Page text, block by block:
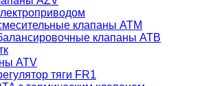
клапаны ATM
клапаны ATB
ATV
тяги FR1